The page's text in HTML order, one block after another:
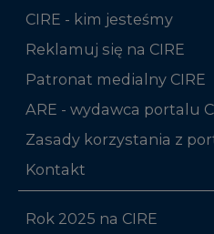
CIRE - kim jesteśmy
Reklamuj się na CIRE
Patronat medialny CIRE
ARE - wydawca portalu
Zasady korzystania z
Kontakt
Rok 2025 na CIRE